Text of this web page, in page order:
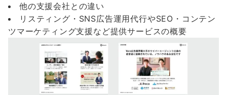
他の支援会社との違い
リスティング・SNS広告運用代行やSEO・コンテン
ツマーケティング支援など提供サービスの概要